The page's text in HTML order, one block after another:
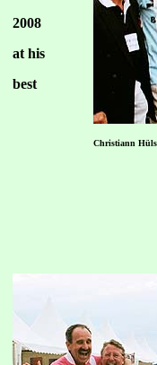
2008
at his
best
Christiann